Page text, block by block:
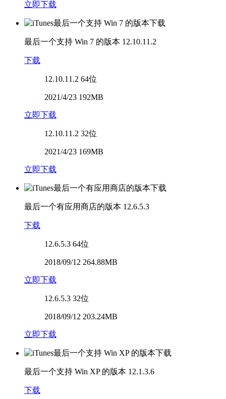
立即下载
最后一个支持 Win 7 的版本 12.10.11.2
下载
12.10.11.2 64位
2021/4/23 192MB
立即下载
12.10.11.2 32位
2021/4/23 169MB
立即下载
最后一个有应用商店的版本 12.6.5.3
下载
12.6.5.3 64位
2018/09/12 264.88MB
立即下载
12.6.5.3 32位
2018/09/12 203.24MB
立即下载
最后一个支持 Win XP 的版本 12.1.3.6
下载